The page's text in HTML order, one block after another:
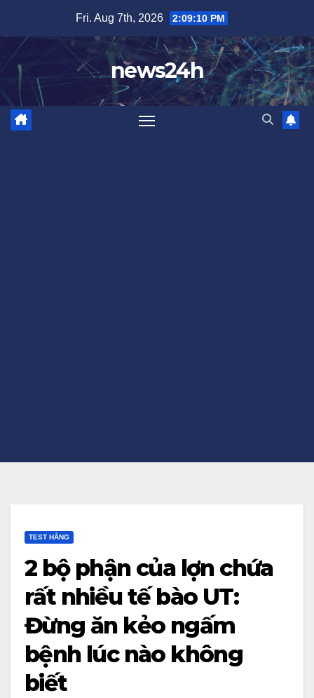
content
Fri. Aug 7th, 2026 2:09:13 PM
news24h
TEST HẰNG
2 bộ phận của lợn chứa
rất nhiều tế bào UT:
Đừng ăn kẻo ngấm
bệnh lúc nào không
biết